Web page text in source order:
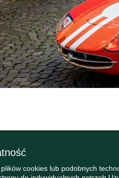
cookies lub podobnych